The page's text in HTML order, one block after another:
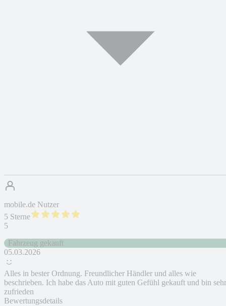
mobile.de Nutzer
5 Sterne
5
Fahrzeug gekauft
05.03.2026
Alles in bester Ordnung. Freundlicher Händler und alles wie
beschrieben. Ich habe das Auto mit guten Gefühl gekauft und bin sehr
zufrieden
Bewertungsdetails